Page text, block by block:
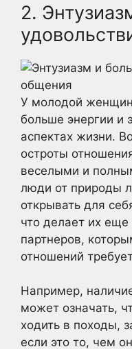
2.
У молодой
больше энергии и
аспектах жизни.
остроты
веселыми и
люди от природы
открывать для
что делает их
партнеров,
отношений
Например,
может означать,
ходить в походы,
если это то, чем